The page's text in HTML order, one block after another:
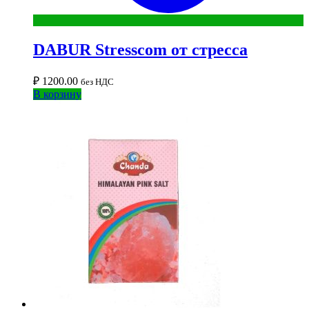
DABUR Stresscom от стресса
₽ 1200.00 без НДС
В корзину